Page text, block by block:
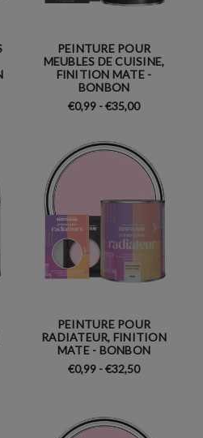
PEINTURE POUR
MEUBLES DE CUISINE,
FINITION MATE -
BONBON
€0,99 - €35,00
PEINTURE POUR
RADIATEUR, FINITION
MATE - BONBON
€0,99 - €32,50